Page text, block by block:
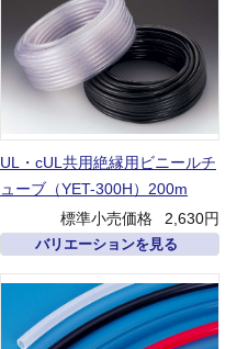
UL・cUL共用絶縁用ビニールチ
ューブ（YET-300H）200m
標準小売価格
2,630円
バリエーションを見る